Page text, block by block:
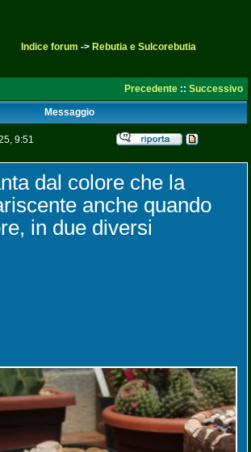
Indice forum -> Rebutia e Sulcorebutia
Precedente :: Successivo
Messaggio
9:51
dal colore che la
anche quando
in due diversi